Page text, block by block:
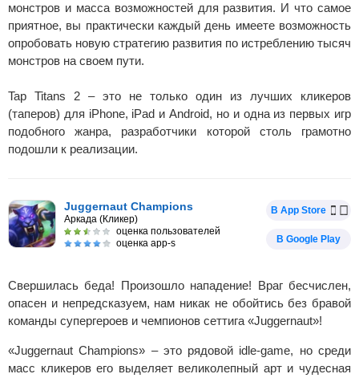
монстров и масса возможностей для развития. И что самое
приятное, вы практически каждый день имеете возможность
опробовать новую стратегию развития по истреблению тысяч
монстров на своем пути.
Tap Titans 2 – это не только один из лучших кликеров
(таперов) для iPhone, iPad и Android, но и одна из первых игр
подобного жанра, разработчики которой столь грамотно
подошли к реализации.
Juggernaut Champions
Аркада (Кликер)
оценка пользователей
оценка app-s
В App Store
В Google Play
Свершилась беда! Произошло нападение! Враг бесчислен,
опасен и непредсказуем, нам никак не обойтись без бравой
команды супергероев и чемпионов сеттига «Juggernaut»!
«Juggernaut Champions» – это рядовой idle-game, но среди
масс кликеров его выделяет великолепный арт и чудесная